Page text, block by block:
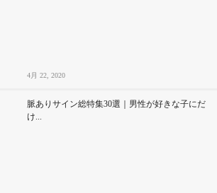
4月 22, 2020
脈ありサイン総特集30選｜男性が好きな子にだ
け...